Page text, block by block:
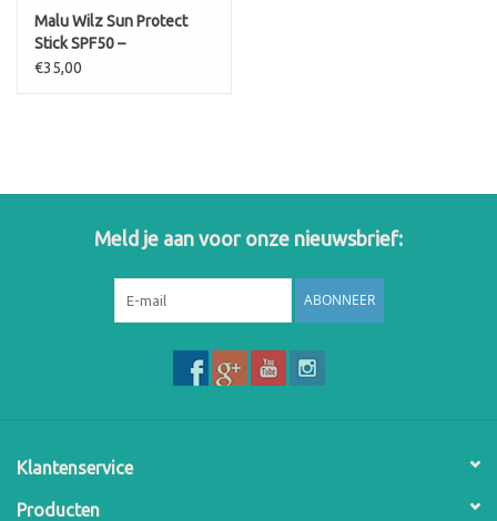
Malu Wilz Sun Protect
Stick SPF50 –
Transparante
€35,00
Meld je aan voor onze nieuwsbrief:
ABONNEER
Klantenservice
Producten